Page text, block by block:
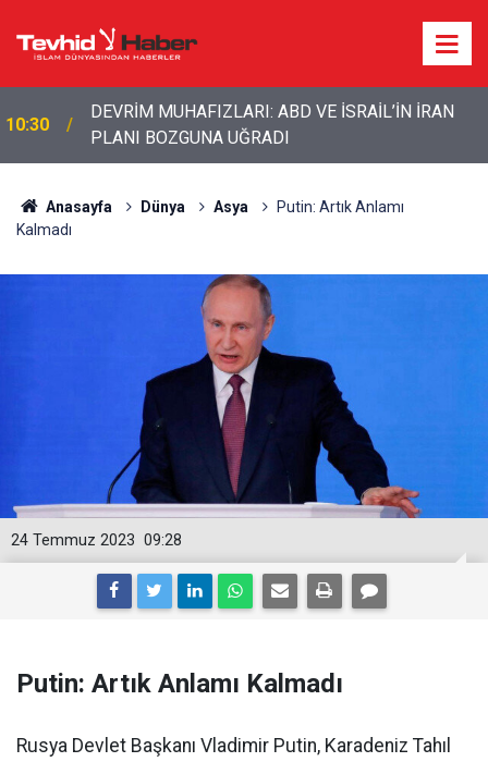
10:11 ABD ordusunda İran çatlağı: Komutanlar çıkış arıyor
Anasayfa Dünya Asya
Putin: Artık Anlamı
Kalmadı
09:28
24 Temmuz 2023
Putin: Artık Anlamı Kalmadı
Rusya Devlet Başkanı Vladimir Putin, Karadeniz Tahıl